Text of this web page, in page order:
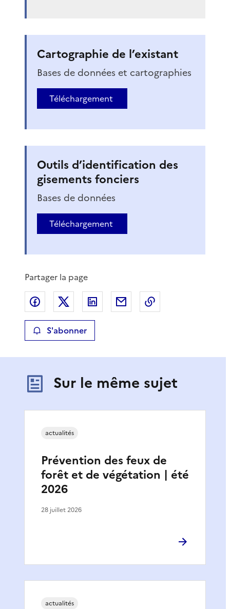
Cartographie de l’existant
Bases de données et cartographies
Téléchargement
Outils d’identification des
gisements fonciers
Bases de données
Téléchargement
Partager la page
Partager sur Facebook
Partager sur XPartager sur LinkedIn
Partager par email
S'abonner
Sur le même sujet
Prévention des feux de
forêt et de végétation | été
2026
actualités
28 juillet 2026
actualités